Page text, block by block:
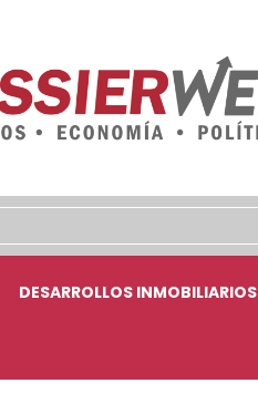
DESARROLLOS INMOBILIARIOS